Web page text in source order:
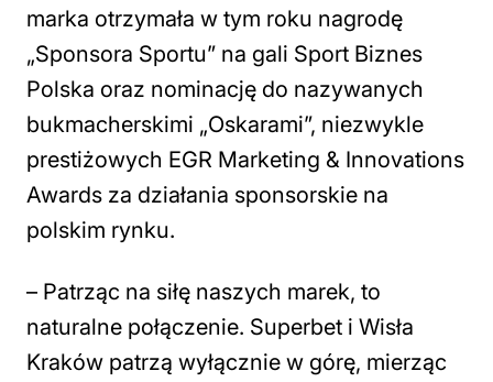
marka otrzymała w tym roku nagrodę
„Sponsora Sportu” na gali Sport Biznes
Polska oraz nominację do nazywanych
bukmacherskimi „Oskarami”, niezwykle
prestiżowych EGR Marketing & Innovations
Awards za działania sponsorskie na
polskim rynku.
– Patrząc na siłę naszych marek, to
naturalne połączenie. Superbet i Wisła
Kraków patrzą wyłącznie w górę, mierząc